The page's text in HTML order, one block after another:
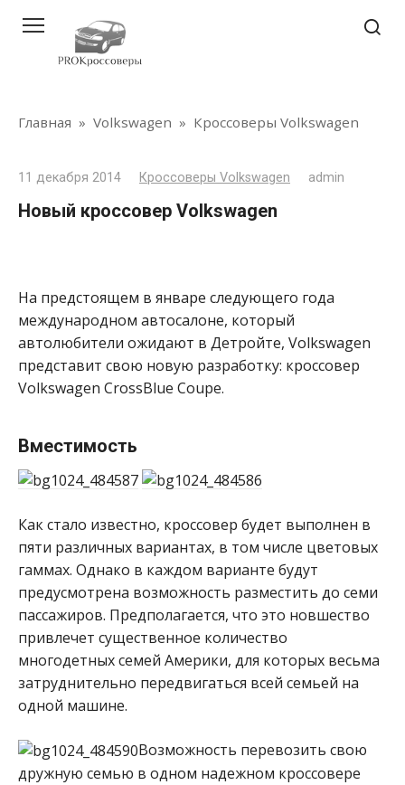
контенту
Главная » Volkswagen » Кроссоверы Volkswagen
11 декабря 2014 Кроссоверы Volkswagen admin
Новый кроссовер Volkswagen
На предстоящем в январе следующего года
международном автосалоне, который
автолюбители ожидают в Детройте, Volkswagen
представит свою новую разработку: кроссовер
Volkswagen CrossBlue Coupe.
Вместимость
Как стало известно, кроссовер будет выполнен в
пяти различных вариантах, в том числе цветовых
гаммах. Однако в каждом варианте будут
предусмотрена возможность разместить до семи
пассажиров. Предполагается, что это новшество
привлечет существенное количество
многодетных семей Америки, для которых весьма
затруднительно передвигаться всей семьей на
одной машине.
Возможность перевозить свою
дружную семью в одном надежном кроссовере